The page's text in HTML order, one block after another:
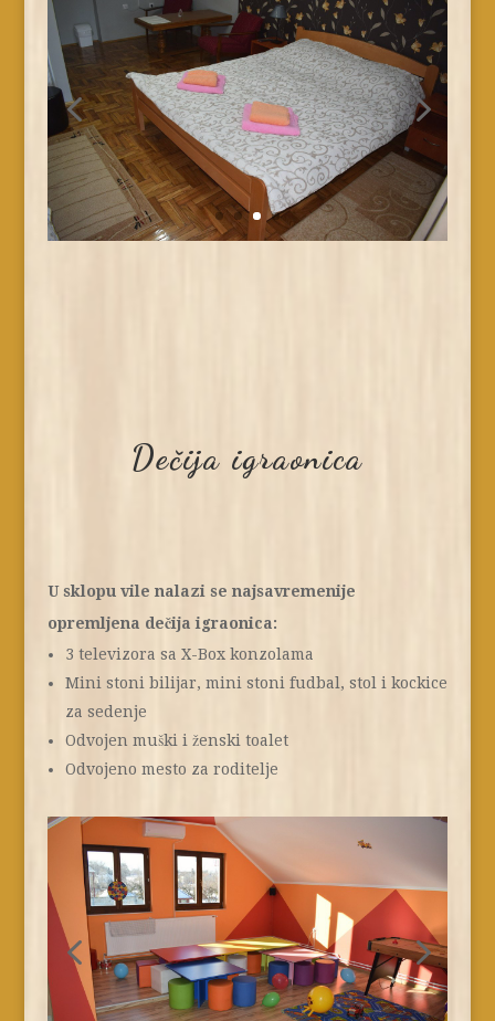
Dečija igraonica
U sklopu vile nalazi se najsavremenije
opremljena dečija igraonica:
3 televizora sa X-Box konzolama
Mini stoni bilijar, mini stoni fudbal, stol i kockice
za sedenje
Odvojen muški i ženski toalet
Odvojeno mesto za roditelje